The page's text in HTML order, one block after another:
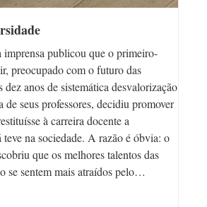
imprensa publicou que o primeiro-
preocupado com o futuro das
dez anos de sistemática desvalorização
de seus professores, decidiu promover
à carreira docente a
na sociedade. A razão é óbvia: o
que os melhores talentos das
se sentem mais atraídos pelo…